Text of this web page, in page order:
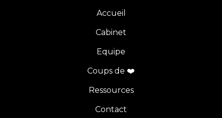
Accueil
Cabinet
Equipe
Coups de ❤️
Ressources
Contact